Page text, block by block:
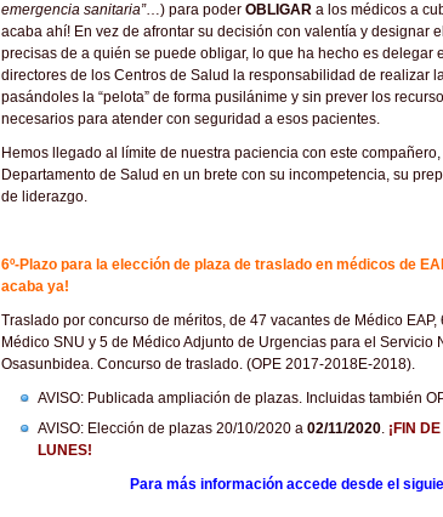
emergencia sanitaria”…) para poder OBLIGAR a los médicos a
acaba ahí! En vez de afrontar su decisión con valentía y designar
precisas de a quién se puede obligar, lo que ha hecho es delegar
directores de los Centros de Salud la responsabilidad de realizar
pasándoles la “pelota” de forma pusilánime y sin prever los
necesarios para atender con seguridad a esos pacientes.
Hemos llegado al límite de nuestra paciencia con este
Departamento de Salud en un brete con su incompetencia, su
de liderazgo.
6º-Plazo para la elección de plaza de traslado en médicos de
acaba ya!
Traslado por concurso de méritos, de 47 vacantes de Médico EAP,
Médico SNU y 5 de Médico Adjunto de Urgencias para el Servicio
Osasunbidea. Concurso de traslado. (OPE 2017-2018E-2018).
AVISO: Publicada ampliación de plazas. Incluidas también
AVISO: Elección de plazas 20/10/2020 a 02/11/2020. ¡FIN
LUNES!
Para más información accede desde el